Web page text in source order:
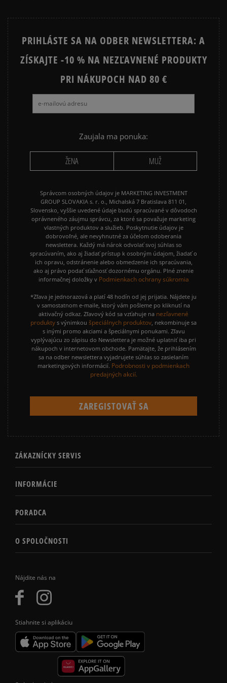
Nájdite nás na
Stiahnite si aplikáciu
PRIHLÁSTE SA NA ODBER NEWSLETTERA: A
ZÍSKAJTE -10 % NA NEZĽAVNENÉ PRODUKTY
PRI NÁKUPOCH NAD 80 €
Zaujala ma ponuka:
ŽENA MUŽ
Správcom osobných údajov je MARKETING INVESTMENT
GROUP SLOVAKIA s. r. o., Michalská 7 Bratislava 811 01,
Slovensko, vyššie uvedené údaje budú spracúvané v dôvodoch
oprávneného záujmu správcu, za ktoré sa považuje marketing
vlastných produktov a služieb. Poskytnutie údajov je
dobrovoľné, ale nevyhnutné za účelom odoberania
newslettera. Každý má nárok odvolať svoj súhlas so
spracúvaním, ako aj žiadať prístup k osobným údajom, žiadať o
ich opravu, odstránenie alebo obmedzenie ich spracúvania,
ako aj právo podať sťažnosť dozornému orgánu. Plné znenie
informačnej doložky v Podmienkach ochrany súkromia
*Zľava je jednorazová a platí 48 hodín od jej prijatia. Nájdete ju
v samostatnom e-maile, ktorý vám pošleme po kliknutí na
aktivačný odkaz. Zľavový kód sa vzťahuje na nezľavnené
produkty s výnimkou špeciálnych produktov , nekombinuje sa
s inými promo akciami a špeciálnymi ponukami. Zľavu
vyplývajúcu zo zápisu do Newslettera je možné uplatniť iba pri
nákupoch v internetovom obchode. Pamätajte, že prihlásením
sa na odber newslettera vyjadrujete súhlas so zasielaním
marketingových informácií. Podrobnosti v podmienkach
predajných akcií.
ZÁKAZNÍCKY SERVIS
INFORMÁCIE
PORADCA
O SPOLOČNOSTI